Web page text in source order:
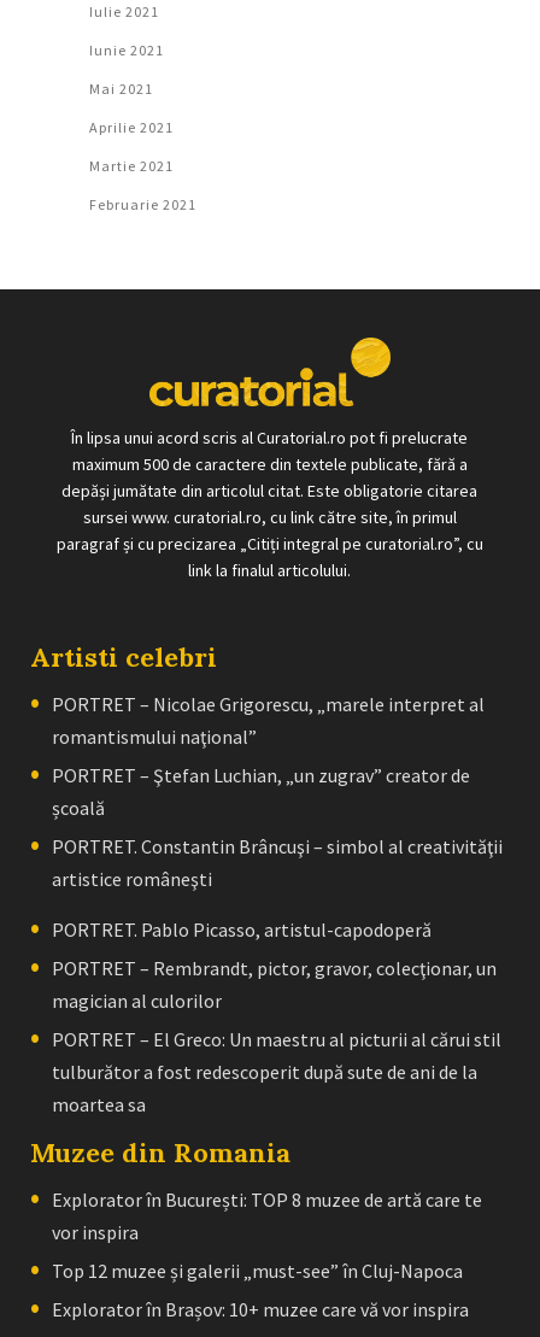
Iulie 2021
Iunie 2021
Mai 2021
Aprilie 2021
Martie 2021
Februarie 2021
În lipsa unui acord scris al Curatorial.ro pot fi prelucrate
maximum 500 de caractere din textele publicate, fără a
depăși jumătate din articolul citat. Este obligatorie citarea
sursei www. curatorial.ro, cu link către site, în primul
paragraf și cu precizarea „Citiți integral pe curatorial.ro”, cu
link la finalul articolului.
Artisti celebri
PORTRET – Nicolae Grigorescu, „marele interpret al
romantismului naţional”
PORTRET – Ştefan Luchian, „un zugrav” creator de
școală
PORTRET. Constantin Brâncuşi – simbol al creativităţii
artistice româneşti
PORTRET. Pablo Picasso, artistul-capodoperă
PORTRET – Rembrandt, pictor, gravor, colecţionar, un
magician al culorilor
PORTRET – El Greco: Un maestru al picturii al cărui stil
tulburător a fost redescoperit după sute de ani de la
moartea sa
Muzee din Romania
Explorator în București: TOP 8 muzee de artă care te
vor inspira
Top 12 muzee și galerii „must-see” în Cluj-Napoca
Explorator în Brașov: 10+ muzee care vă vor inspira